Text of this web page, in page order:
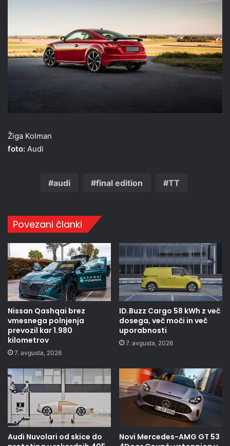
Žiga Kolman
foto: Audi
audi final edition TT
Povezani članki
Nissan Qashqai brez
vmesnega polnjenja
prevozil kar 1.980
kilometrov
7. avgusta, 2026
ID.Buzz Cargo 58 kWh z več
dosega, več moči in več
uporabnosti
7. avgusta, 2026
Audi Nuvolari od skice do
Novi Mercedes-AMG GT 53